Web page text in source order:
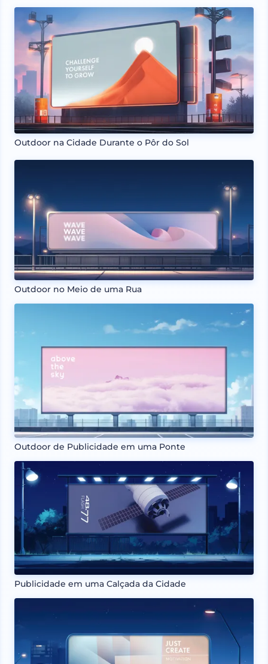
Outdoor na Cidade Durante o Pôr do Sol
Outdoor no Meio de uma Rua
Outdoor de Publicidade em uma Ponte
Publicidade em uma Calçada da Cidade